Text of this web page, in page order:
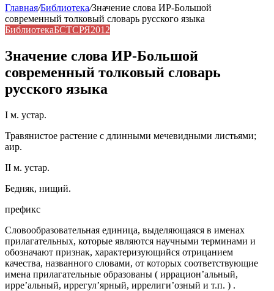
Главная/Библиотека/Значение слова ИР-Большой
современный толковый словарь русского языка
БиблиотекаБСТСРЯ2012
Значение слова ИР-Большой
современный толковый словарь
русского языка
I м. устар.
Травянистое растение с длинными мечевидными листьями;
аир.
II м. устар.
Бедняк, нищий.
префикс
Словообразовательная единица, выделяющаяся в именах
прилагательных, которые являются научными терминами и
обозначают признак, характеризующийся отрицанием
качества, названного словами, от которых соответствующие
имена прилагательные образованы ( иррацион’альный,
ирре’альный, иррегул’ярный, иррелиги’озный и т.п. ) .